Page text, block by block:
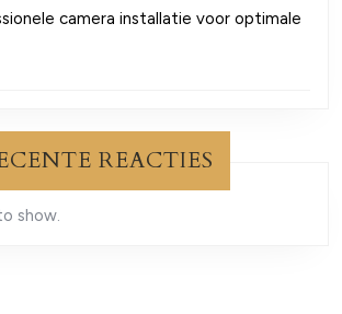
camera installatie voor optimale
REACTIES
show.